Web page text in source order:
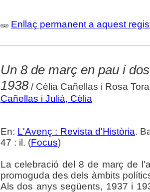
Enllaç permanent a aquest
Un 8 de març en pau i
1938/ Cèlia Cañellas i Rosa
Cañellas i Julià, Cèlia
En: L'Avenç : Revista d'Història.
47 : il. (Focus)
La celebració del 8 de març de
promoguda des dels àmbits
Als dos anys següents, 1937 i